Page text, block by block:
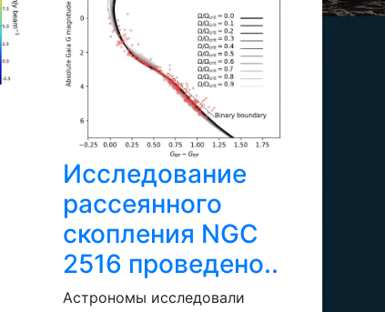
Исследование
рассеянного
скопления NGC
2516 проведено..
Астрономы исследовали